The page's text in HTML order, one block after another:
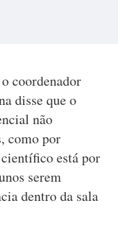
coordenador
disse que o
não
como por
está por
serem
dentro da sala